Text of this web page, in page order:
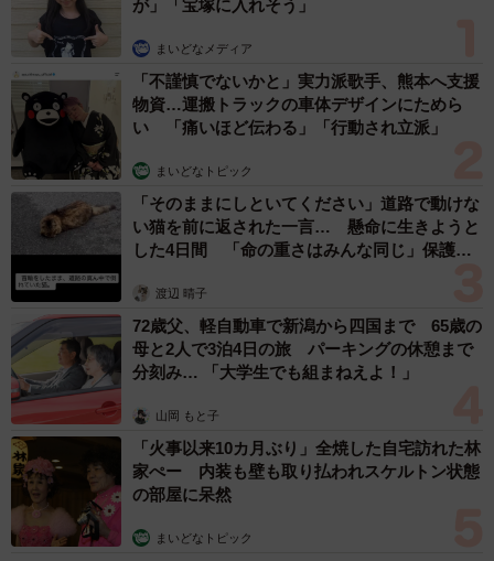
が」「宝塚に入れそう」
まいどなメディア
「不謹慎でないかと」実力派歌手、熊本へ支援
物資…運搬トラックの車体デザインにためら
い 「痛いほど伝わる」「行動され立派」
まいどなトピック
「そのままにしといてください」道路で動けな
い猫を前に返された一言… 懸命に生きようと
した4日間 「命の重さはみんな同じ」保護団
渡辺 晴子
72歳父、軽自動車で新潟から四国まで 65歳の
母と2人で3泊4日の旅 パーキングの休憩まで
分刻み… 「大学生でも組まねえよ！」
山岡 もと子
「火事以来10カ月ぶり」全焼した自宅訪れた林
家ぺー 内装も壁も取り払われスケルトン状態
の部屋に呆然
まいどなトピック